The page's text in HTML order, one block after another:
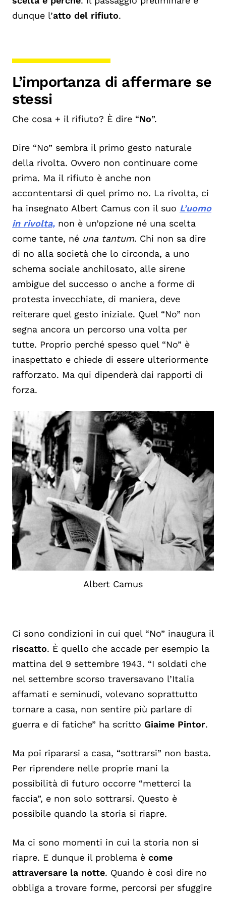
dunque l’atto del rifiuto.
L’importanza di affermare se
stessi
Che cosa + il rifiuto? È dire “No”.
Dire “No” sembra il primo gesto naturale
della rivolta. Ovvero non continuare come
prima. Ma il rifiuto è anche non
accontentarsi di quel primo no. La rivolta, ci
ha insegnato Albert Camus con il suo L’uomo
in rivolta, non è un’opzione né una scelta
come tante, né una tantum. Chi non sa dire
di no alla società che lo circonda, a uno
schema sociale anchilosato, alle sirene
ambigue del successo o anche a forme di
protesta invecchiate, di maniera, deve
reiterare quel gesto iniziale. Quel “No” non
segna ancora un percorso una volta per
tutte. Proprio perché spesso quel “No” è
inaspettato e chiede di essere ulteriormente
rafforzato. Ma qui dipenderà dai rapporti di
forza.
Albert Camus
Ci sono condizioni in cui quel “No” inaugura il
riscatto. È quello che accade per esempio la
mattina del 9 settembre 1943. “I soldati che
nel settembre scorso traversavano l’Italia
affamati e seminudi, volevano soprattutto
tornare a casa, non sentire più parlare di
guerra e di fatiche” ha scritto Giaime Pintor.
Ma poi ripararsi a casa, “sottrarsi” non basta.
Per riprendere nelle proprie mani la
possibilità di futuro occorre “metterci la
faccia”, e non solo sottrarsi. Questo è
possibile quando la storia si riapre.
Ma ci sono momenti in cui la storia non si
riapre. E dunque il problema è come
attraversare la notte. Quando è così dire no
obbliga a trovare forme, percorsi per sfuggire